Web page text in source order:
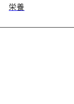
栄養